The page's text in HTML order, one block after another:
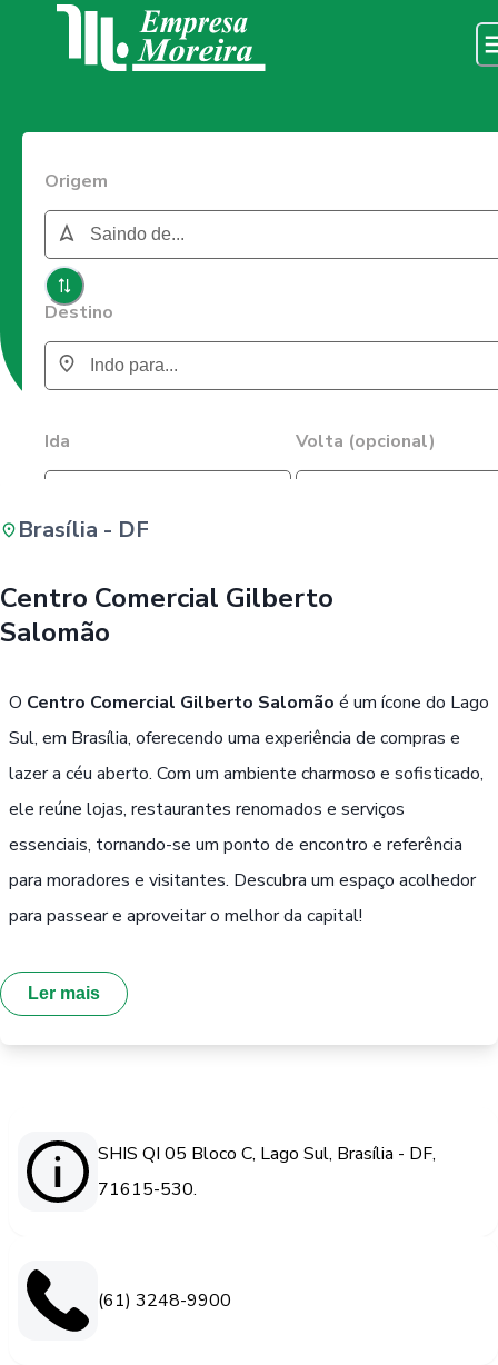
Origem
Destino
Ida Volta (opcional)
Brasília - DF
Centro Comercial Gilberto
Salomão
O Centro Comercial Gilberto Salomão é um ícone do Lago
Sul, em Brasília, oferecendo uma experiência de compras e
lazer a céu aberto. Com um ambiente charmoso e sofisticado,
ele reúne lojas, restaurantes renomados e serviços
essenciais, tornando-se um ponto de encontro e referência
para moradores e visitantes. Descubra um espaço acolhedor
para passear e aproveitar o melhor da capital!
Ler mais
SHIS QI 05 Bloco C, Lago Sul, Brasília - DF,
71615-530.
(61) 3248-9900